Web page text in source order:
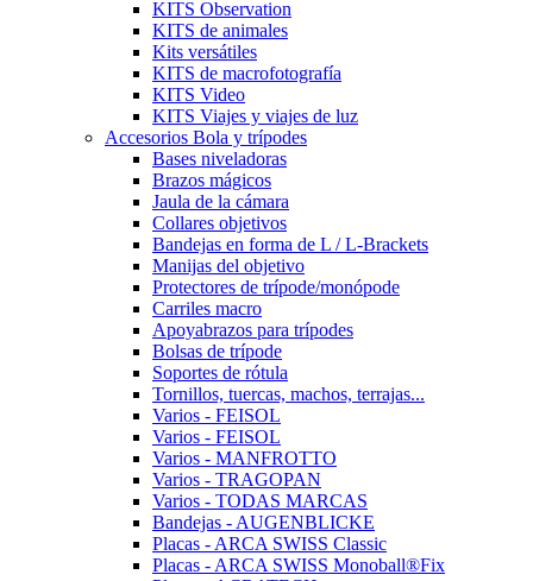
KITS Observation
KITS de animales
Kits versátiles
KITS de macrofotografía
KITS Video
KITS Viajes y viajes de luz
Accesorios Bola y trípodes
Bases niveladoras
Brazos mágicos
Jaula de la cámara
Collares objetivos
Bandejas en forma de L / L-Brackets
Manijas del objetivo
Protectores de trípode/monópode
Carriles macro
Apoyabrazos para trípodes
Bolsas de trípode
Soportes de rótula
Tornillos, tuercas, machos, terrajas...
Varios - FEISOL
Varios - FEISOL
Varios - MANFROTTO
Varios - TRAGOPAN
Varios - TODAS MARCAS
Bandejas - AUGENBLICKE
Placas - ARCA SWISS Classic
Placas - ARCA SWISS Monoball®Fix